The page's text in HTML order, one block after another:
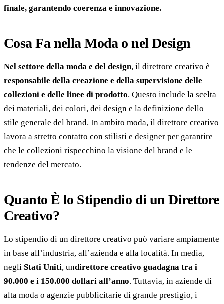
finale, garantendo coerenza e innovazione.
Cosa Fa nella Moda o nel Design
Nel settore della moda e del design, il direttore creativo è
responsabile della creazione e della supervisione delle
collezioni e delle linee di prodotto. Questo include la scelta
dei materiali, dei colori, dei design e la definizione dello
stile generale del brand. In ambito moda, il direttore creativo
lavora a stretto contatto con stilisti e designer per garantire
che le collezioni rispecchino la visione del brand e le
tendenze del mercato.
Quanto È lo Stipendio di un Direttore
Creativo?
Lo stipendio di un direttore creativo può variare ampiamente
in base all’industria, all’azienda e alla località. In media,
negli Stati Uniti, undirettore creativo guadagna tra i
90.000 e i 150.000 dollari all’anno. Tuttavia, in aziende di
alta moda o agenzie pubblicitarie di grande prestigio, i